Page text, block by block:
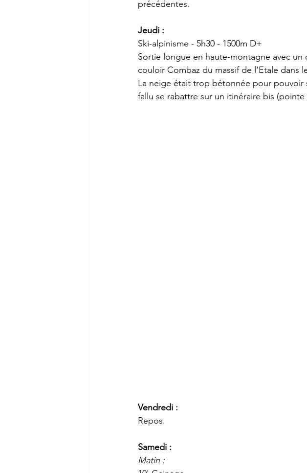
précédentes.
Jeudi :
Ski-alpinisme - 5h30 - 1500m D+
Sortie longue en haute-montagne avec
couloir Combaz du massif de l'Etale dans
La neige était trop bétonnée pour pouvoir
fallu se rabattre sur un itinéraire bis (pointe
Vendredi :
Repos.
Samedi :
Matin :